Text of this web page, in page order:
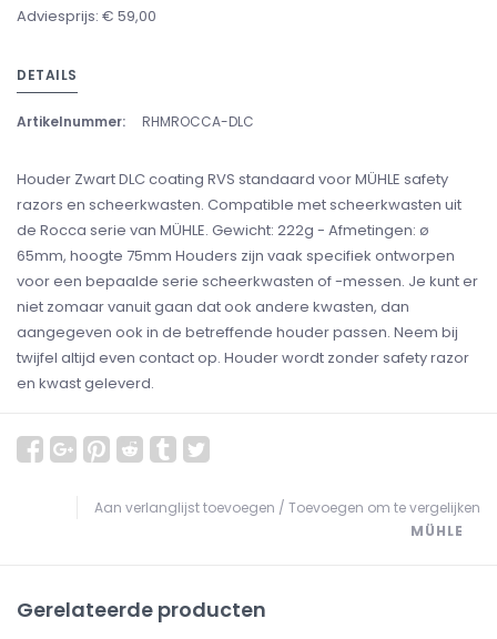
Adviesprijs: € 59,00
DETAILS
Artikelnummer: RHMROCCA-DLC
Houder Zwart DLC coating RVS standaard voor MÜHLE safety
razors en scheerkwasten. Compatible met scheerkwasten uit
de Rocca serie van MÜHLE. Gewicht: 222g - Afmetingen: ø
65mm, hoogte 75mm Houders zijn vaak specifiek ontworpen
voor een bepaalde serie scheerkwasten of -messen. Je kunt er
niet zomaar vanuit gaan dat ook andere kwasten, dan
aangegeven ook in de betreffende houder passen. Neem bij
twijfel altijd even contact op. Houder wordt zonder safety razor
en kwast geleverd.
Aan verlanglijst toevoegen / Toevoegen om te vergelijken
MÜHLE
Gerelateerde producten